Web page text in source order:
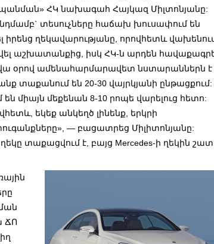
ՀԿ նախագահ Հայկազ Միլտոնյանը:
տեսուչները հաճախ խուսափում են
իրենց ղեկավարությանը, որովհետև
աշխատանքից, իսկ ՀԿ-ն արդեն
օրով ամենահարմարավետ նստարաններն է
տաքանում են 20-30 վայրկյանի ընթացքում:
միայն մեքենան 8-10 րոպե վարելուց հետո:
եկեք անկեղծ լինենք, երկրի
— բացատրեց Միլիտոնյանը:
ղեկը տաքացվում է, բայց Mercedes-ի ղեկին շատ
ՃՈ